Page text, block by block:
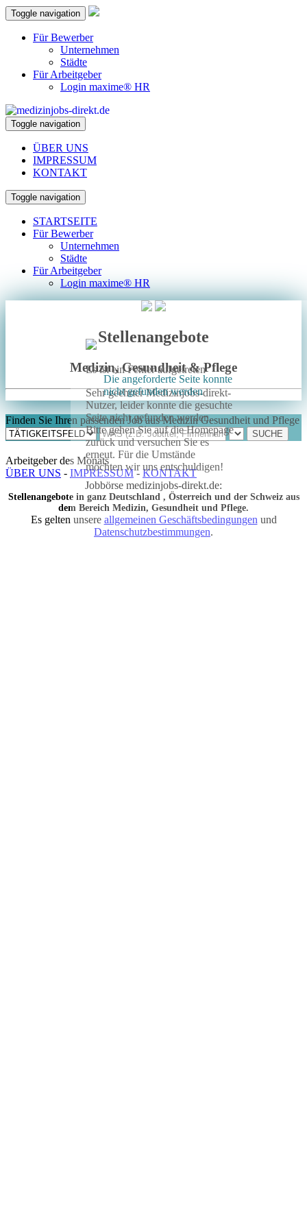
Toggle navigation
Für Bewerber
Unternehmen
Städte
Für Arbeitgeber
Login maxime® HR
Toggle navigation
ÜBER UNS
IMPRESSUM
KONTAKT
Toggle navigation
STARTSEITE
Für Bewerber
Unternehmen
Städte
Für Arbeitgeber
Login maxime® HR
Stellenangebote
Medizin, Gesundheit & Pflege
Die angeforderte Seite konnte
nicht gefunden werden
Es ist ein Fehler aufgetreten
Sehr geehrter Medizinjobs-direkt-
Nutzer, leider konnte die gesuchte
Seite nicht gefunden werden.
Bitte gehen Sie auf die Homepage
zurück und versuchen Sie es
erneut. Für die Umstände
möchten wir uns entschuldigen!
Finden Sie Ihren passenden Job aus Medizin Gesundheit und Pflege
Arbeitgeber des Monats
ÜBER UNS - IMPRESSUM- KONTAKT
Jobbörse medizinjobs-direkt.de:
Stellenangebote in ganz Deutschland , Österreich und der Schweiz aus
dem Bereich Medizin, Gesundheit und Pflege.
Es gelten unsere allgemeinen Geschäftsbedingungen und
Datenschutzbestimmungen.